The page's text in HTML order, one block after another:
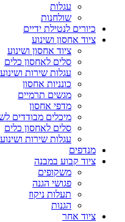
עגלות
שולחנות
כיורים לנטילת ידיים
ציוד אחסון ושינוע
ציוד אחסון ושינוע
סלים לאחסון כלים
עגלות שירות ושינוע
כונניות אחסון
מגשים תרמיים
מדפי אחסון
מיכלים מבודדים
סלים לאחסון כלים
עגלות שירות ושינוע
מנדפים
ציוד קבוע במבנה
משקופים
פגושי הגנה
תעלות ניקוז
הגנות
ציוד אחר